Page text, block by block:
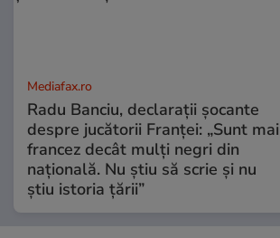
Mediafax.ro
Radu Banciu, declarații șocante
despre jucătorii Franței: „Sunt mai
francez decât mulți negri din
națională. Nu știu să scrie și nu
știu istoria țării”